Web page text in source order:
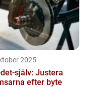
2025
själv: Justera
efter byte